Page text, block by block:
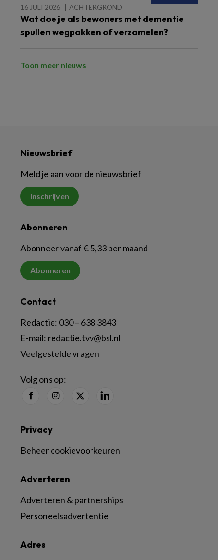
16 JULI 2026 ACHTERGROND
Wat doe je als bewoners met dementie
spullen wegpakken of verzamelen?
Toon meer nieuws
Nieuwsbrief
Meld je aan voor de nieuwsbrief
Inschrijven
Abonneren
Abonneer vanaf € 5,33 per maand
Abonneren
Contact
Redactie: 030 – 638 3843
E-mail: redactie.tvv@bsl.nl
Veelgestelde vragen
Volg ons op:
Adres
Adverteren
Adverteren & partnerships
Personeelsadvertentie
Privacy
Beheer cookievoorkeuren